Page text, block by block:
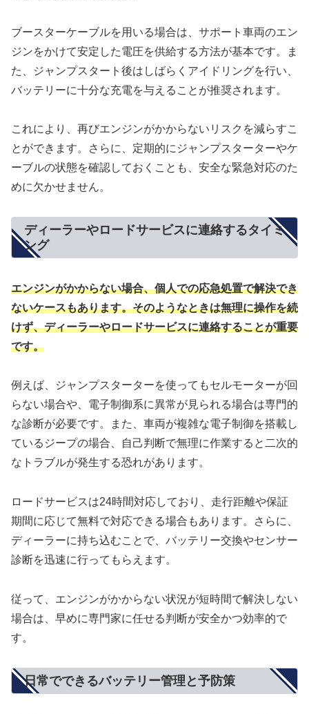
ブースターケーブルを用いる場合は、サポート車両のエン
ジンをかけて安定した電圧を供給する方法が基本です。ま
た、ジャンプスタート後はしばらくアイドリングを行い、
バッテリーに十分な充電を与えることが推奨されます。
これにより、再びエンジンがかからないリスクを減らすこ
とができます。さらに、定期的にジャンプスターターやケ
ーブルの状態を確認しておくことも、安全な緊急対応のた
めに欠かせません。
ディーラーやロードサービスに連絡するタイミ
ング
エンジンがかからない場合、個人での応急処置で解決でき
ないケースもあります。そのようなときは無理に操作を続
けず、ディーラーやロードサービスに連絡することが重要
です。
例えば、ジャンプスターターを使ってもセルモーターが回
らない場合や、電子制御系に異常が見られる場合は専門的
な診断が必要です。また、車両が複雑な電子制御を搭載し
ているジープの場合、自己判断で無理に作業すると二次的
なトラブルが発生する恐れがあります。
ロードサービスは24時間対応しており、走行距離や保証
期間に応じて無料で対応できる場合もあります。さらに、
ディーラーに持ち込むことで、バッテリー交換やセンサー
診断を迅速に行ってもらえます。
従って、エンジンがかからない状況が短時間で解決しない
場合は、早めに専門家に任せる判断が安全かつ効率的で
す。
日常でできるバッテリー管理と予防策